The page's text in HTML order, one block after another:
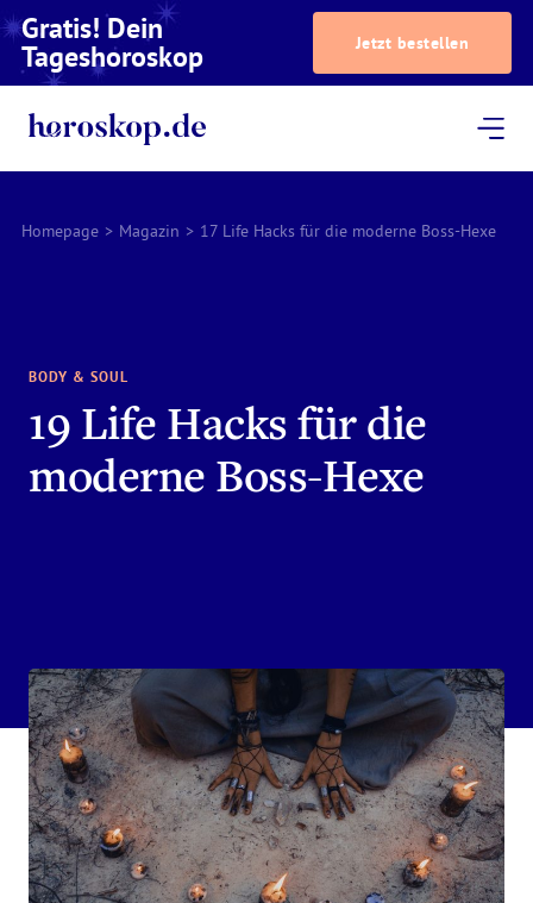
Gratis! Dein
Tageshoroskop Jetzt bestellen
Homepage > Magazin > 17 Life Hacks für die moderne Boss-Hexe
BODY & SOUL
19 Life Hacks für die
moderne Boss-Hexe